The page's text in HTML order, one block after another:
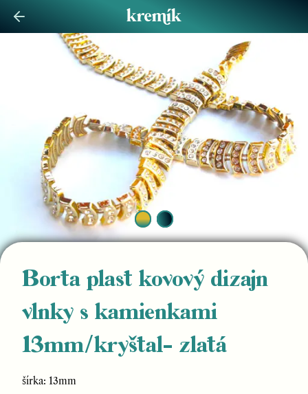
Borta plast kovový dizajn
vlnky s kamienkami
13mm/kryštal- zlatá
šírka: 13mm